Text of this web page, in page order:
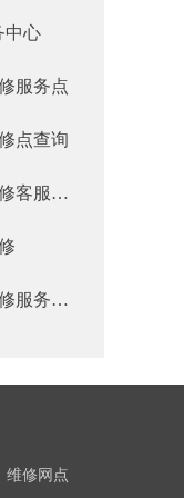
中心
服务点
点查询
太原戴尔电脑维修客服24小时电话
太原戴尔电脑维修服务中心
维修网点